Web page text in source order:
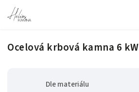
Ocelová krbová kamna 6 kW
Dle materiálu